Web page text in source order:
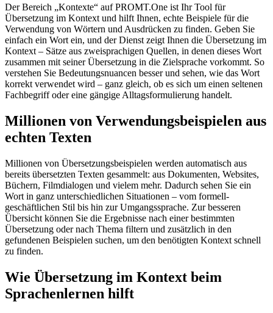
Der Bereich „Kontexte“ auf PROMT.One ist Ihr Tool für
Übersetzung im Kontext und hilft Ihnen, echte Beispiele für die
Verwendung von Wörtern und Ausdrücken zu finden. Geben Sie
einfach ein Wort ein, und der Dienst zeigt Ihnen die Übersetzung im
Kontext – Sätze aus zweisprachigen Quellen, in denen dieses Wort
zusammen mit seiner Übersetzung in die Zielsprache vorkommt. So
verstehen Sie Bedeutungsnuancen besser und sehen, wie das Wort
korrekt verwendet wird – ganz gleich, ob es sich um einen seltenen
Fachbegriff oder eine gängige Alltagsformulierung handelt.
Millionen von Verwendungsbeispielen aus
echten Texten
Millionen von Übersetzungsbeispielen werden automatisch aus
bereits übersetzten Texten gesammelt: aus Dokumenten, Websites,
Büchern, Filmdialogen und vielem mehr. Dadurch sehen Sie ein
Wort in ganz unterschiedlichen Situationen – vom formell-
geschäftlichen Stil bis hin zur Umgangssprache. Zur besseren
Übersicht können Sie die Ergebnisse nach einer bestimmten
Übersetzung oder nach Thema filtern und zusätzlich in den
gefundenen Beispielen suchen, um den benötigten Kontext schnell
zu finden.
Wie Übersetzung im Kontext beim
Sprachenlernen hilft